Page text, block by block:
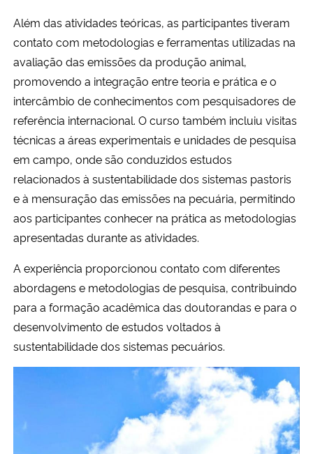
Além das atividades teóricas, as participantes tiveram
contato com metodologias e ferramentas utilizadas na
avaliação das emissões da produção animal,
promovendo a integração entre teoria e prática e o
intercâmbio de conhecimentos com pesquisadores de
referência internacional. O curso também incluiu visitas
técnicas a áreas experimentais e unidades de pesquisa
em campo, onde são conduzidos estudos
relacionados à sustentabilidade dos sistemas pastoris
e à mensuração das emissões na pecuária, permitindo
aos participantes conhecer na prática as metodologias
apresentadas durante as atividades.
A experiência proporcionou contato com diferentes
abordagens e metodologias de pesquisa, contribuindo
para a formação acadêmica das doutorandas e para o
desenvolvimento de estudos voltados à
sustentabilidade dos sistemas pecuários.